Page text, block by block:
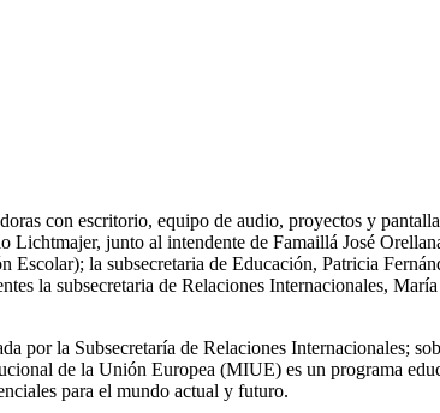
con escritorio, equipo de audio, proyectos y
junto al intendente de Famaillá José
la subsecretaria de Educación, Patricia
la subsecretaria de Relaciones Internacionales,
por la Subsecretaría de Relaciones Internacionales;
de la Unión Europea (MIUE) es un programa
para el mundo actual y futuro.